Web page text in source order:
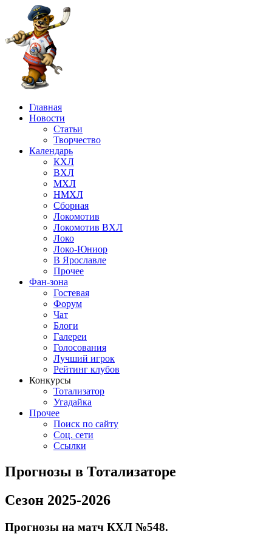
Главная
Новости
Статьи
Творчество
Календарь
КХЛ
ВХЛ
МХЛ
НМХЛ
Сборная
Локомотив
Локомотив ВХЛ
Локо
Локо-Юниор
В Ярославле
Прочее
Фан-зона
Гостевая
Форум
Чат
Блоги
Галереи
Голосования
Лучший игрок
Рейтинг клубов
Конкурсы
Тотализатор
Угадайка
Прочее
Поиск по сайту
Соц. сети
Ссылки
Прогнозы в Тотализаторе
Сезон 2025-2026
Прогнозы на матч КХЛ №548.